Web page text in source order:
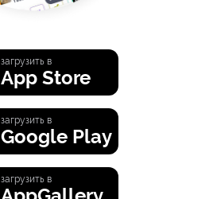
загрузить в
App Store
загрузить в
Google Play
загрузить в